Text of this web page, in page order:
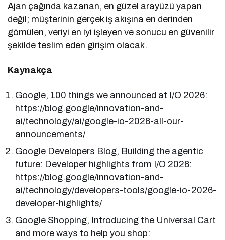
Ajan çağında kazanan, en güzel arayüzü yapan
değil; müşterinin gerçek iş akışına en derinden
gömülen, veriyi en iyi işleyen ve sonucu en güvenilir
şekilde teslim eden girişim olacak.
Kaynakça
Google, 100 things we announced at I/O 2026:
https://blog.google/innovation-and-
ai/technology/ai/google-io-2026-all-our-
announcements/
Google Developers Blog, Building the agentic
future: Developer highlights from I/O 2026:
https://blog.google/innovation-and-
ai/technology/developers-tools/google-io-2026-
developer-highlights/
Google Shopping, Introducing the Universal Cart
and more ways to help you shop: